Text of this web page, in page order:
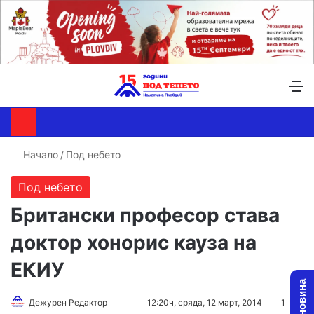
Начало / Под небето
Под небето
Британски професор става
доктор хонорис кауза на
ЕКИУ
Дежурен Редактор 12:20ч, сряда, 12 март, 2014 1